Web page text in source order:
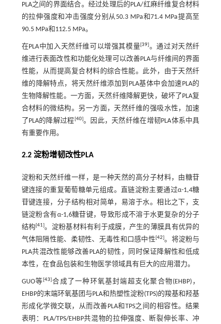
PLA之间的界面结合。经过处理后的PLA/红麻纤维复合材料
的拉伸强度和冲击强度分别从50.3 MPa和71.4 MPa提高至
90.5 MPa和112.5 MPa。
在PLA中加入天然纤维可以增强其模量[39]。通过对天然纤
维进行表面改性和功能化处理可以改善PLA与纤维间的界面
性能，从而提高复合材料的综合性能。此外，由于天然纤
维的降解特点，将天然纤维添加到PLA基体中会加速PLA的
生物降解性能。一方面，天然纤维降解更快，破坏了PLA复
合材料的微结构。另一方面，天然纤维的强吸水性，加速
了PLA的降解过程[40]。因此，天然纤维在增韧PLA体系中具
有重要作用。
2.2 淀粉增韧改性PLA
淀粉和天然纤维一样，是一种天然的高分子材料，由糖苷
键连接的重复葡萄糖单元组成。直链淀粉主要通过α-1,4糖
苷键连接，分子结构相对简单，易溶于水。相比之下，支
链淀粉含有α-1,6糖苷键，导致形成不溶于水更复杂的分子
结构[41]。淀粉基材料有利于成膜，产生的薄膜具有优异的
气体阻隔性能、柔韧性、无毒性和口感中性[42]。将淀粉与
PLA共混改性能够改善PLA的韧性，同时保证降解性和低成
本性，在食品包装和生物医学领域具有巨大的应用潜力。
GUO等[43]合成了一种环氧基封端超支化聚合物(EHBP)，
EHBP的末端环氧基团与PLA和热塑性淀粉(TPS)的羧基和羟基
形成化学微交联，从而改善PLA和TPS之间的相容性。结果
表明：PLA/TPS/EHBP共混物的拉伸强度、断裂伸长率、冲